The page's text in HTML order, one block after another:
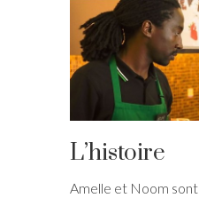
L’histoire
Amelle et Noom sont